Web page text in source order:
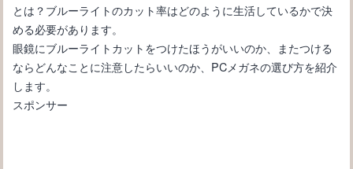
とは？ブルーライトのカット率はどのように生活しているかで決
める必要があります。
眼鏡にブルーライトカットをつけたほうがいいのか、またつける
ならどんなことに注意したらいいのか、PCメガネの選び方を紹介
します。
スポンサー